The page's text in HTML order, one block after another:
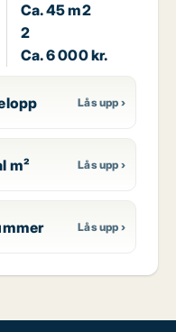
Ca. 45 m2
2
Ca. 6 000 kr.
m²